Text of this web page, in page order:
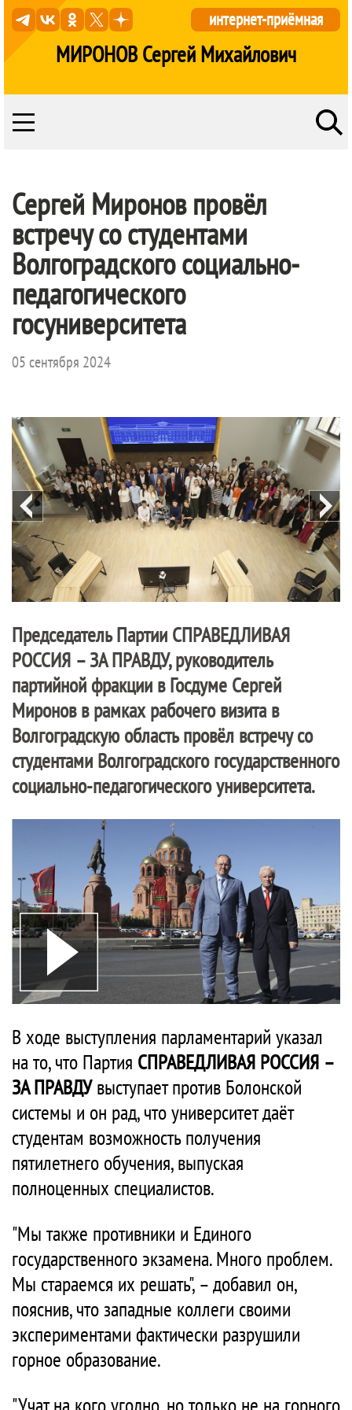
МИРОНОВ Сергей Михайлович
интернет-приёмная
Сергей Миронов провёл
встречу со студентами
Волгоградского социально-
педагогического
госуниверситета
05 сентября 2024
Председатель Партии СПРАВЕДЛИВАЯ
РОССИЯ – ЗА ПРАВДУ, руководитель
партийной фракции в Госдуме Сергей
Миронов в рамках рабочего визита в
Волгоградскую область провёл встречу со
студентами Волгоградского государственного
социально-педагогического университета.
В ходе выступления парламентарий указал
на то, что Партия СПРАВЕДЛИВАЯ РОССИЯ –
ЗА ПРАВДУвыступает против Болонской
системы и он рад, что университет даёт
студентам возможность получения
пятилетнего обучения, выпуская
полноценных специалистов.
"Мы также противники и Единого
государственного экзамена. Много проблем.
Мы стараемся их решать", – добавил он,
пояснив, что западные коллеги своими
экспериментами фактически разрушили
горное образование.